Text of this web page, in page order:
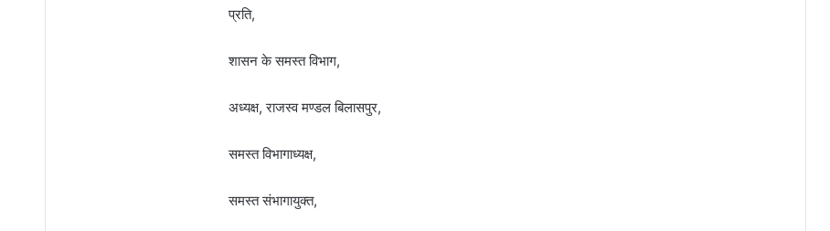
प्रति,
शासन के समस्त विभाग,
अध्यक्ष, राजस्व मण्डल बिलासपुर,
समस्त विभागाध्यक्ष,
समस्त संभागायुक्त,